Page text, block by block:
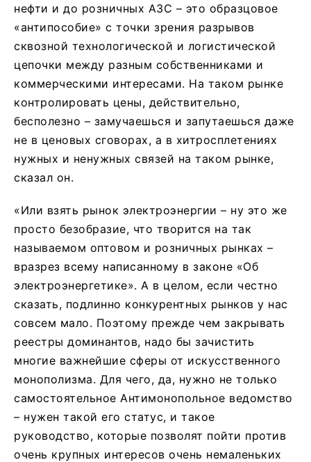
нефти и до розничных АЗС – это образцовое
«антипособие» с точки зрения разрывов
сквозной технологической и логистической
цепочки между разным собственниками и
коммерческими интересами. На таком рынке
контролировать цены, действительно,
бесполезно – замучаешься и запутаешься даже
не в ценовых сговорах, а в хитросплетениях
нужных и ненужных связей на таком рынке,
сказал он.
«Или взять рынок электроэнергии – ну это же
просто безобразие, что творится на так
называемом оптовом и розничных рынках –
вразрез всему написанному в законе «Об
электроэнергетике». А в целом, если честно
сказать, подлинно конкурентных рынков у нас
совсем мало. Поэтому прежде чем закрывать
реестры доминантов, надо бы зачистить
многие важнейшие сферы от искусственного
монополизма. Для чего, да, нужно не только
самостоятельное Антимонопольное ведомство
– нужен такой его статус, и такое
руководство, которые позволят пойти против
очень крупных интересов очень немаленьких